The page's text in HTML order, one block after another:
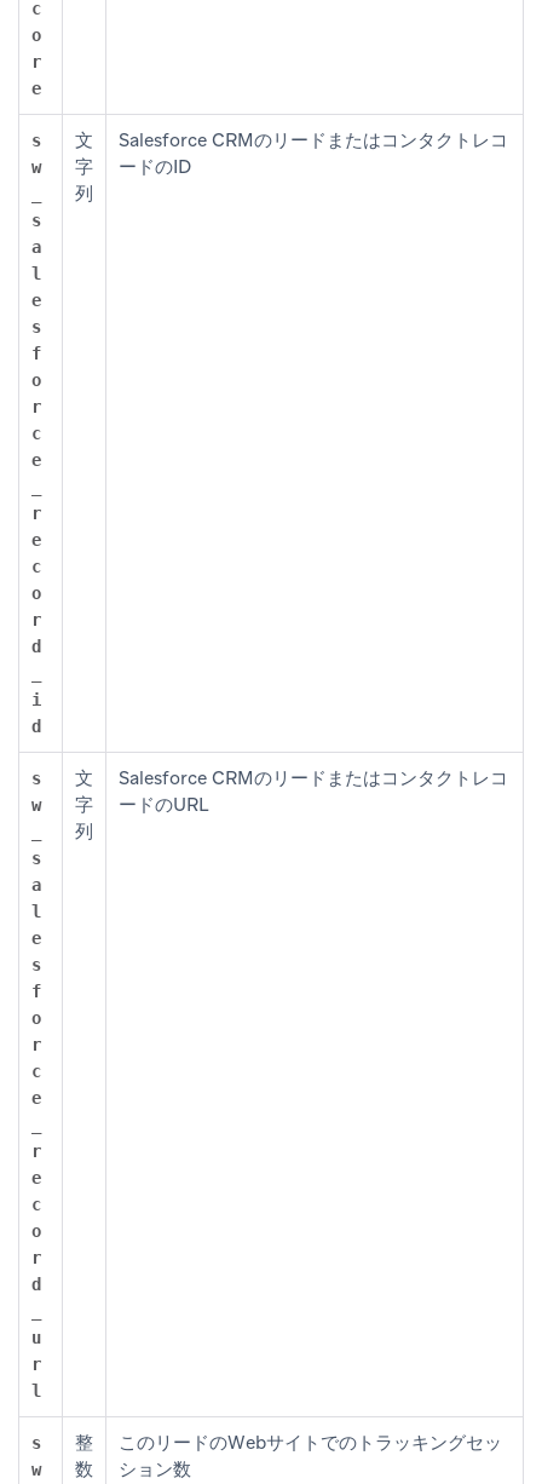
c
o
r
e
s
w
s
a
l
e
s
f
o
r
c
e
r
e
c
o
r
d
i
d
文
字
列
Salesforce CRMのリードまたはコンタクトレコ
ードのID
s
w
s
a
l
e
s
f
o
r
c
e
r
e
c
o
r
d
u
r
l
文
字
列
Salesforce CRMのリードまたはコンタクトレコ
ードのURL
s
w
整
数
このリードのWebサイトでのトラッキングセッ
ション数